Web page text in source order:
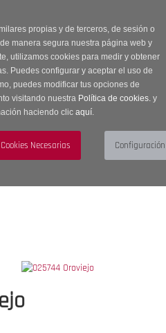
propias y de terceros, de sesión o
manera segura nuestra página web y
utilizamos cookies para medir y obtener
Puedes configurar y aceptar el uso de
puedes modificar tus opciones de
visitando nuestra Política de cookies.y
haciendo clic aquí.
con código OUTLET20